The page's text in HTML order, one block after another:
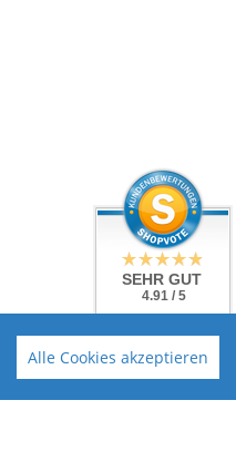
Alle Cookies akzeptieren
SEHR GUT
4.91 / 5
bei: shopvote.de